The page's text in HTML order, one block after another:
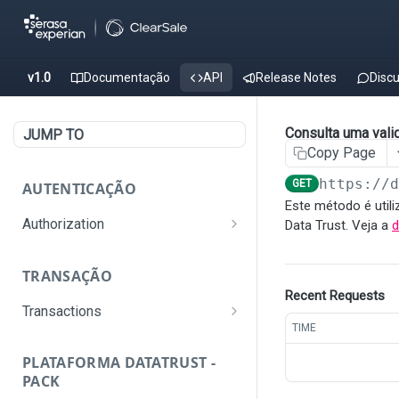
v1.0 Documentação API Release Notes
JUMP TO
AUTENTICAÇÃO
Authorization
autenticação
TRANSAÇÃO
Transactions
Consultar uma transação
por TransactionID
GET
PLATAFORMA DATATRUST -
PACK
Consulta uma
Copy Page
GET https://
Este método é
Data Trust. Veja a
Recent Requests
TIME